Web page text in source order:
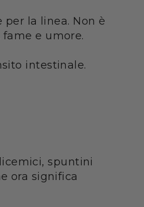
la linea. Non è
e umore.
intestinale.
spuntini
ora significa